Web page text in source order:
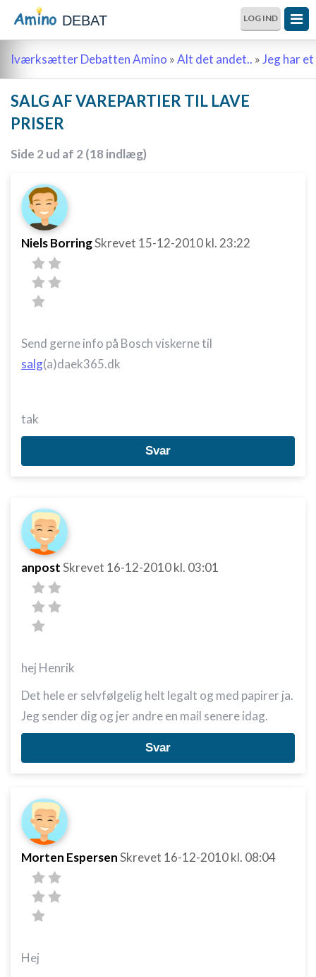
DEBAT LOG IND
Iværksætter Debatten Amino »Alt det andet.. »Jeg har
SALG AF VAREPARTIER TIL LAVE
PRISER
Side 2 ud af 2 (18 indlæg)
Niels BorringSkrevet 15-12-2010kl. 23:22
Send gerne info på Bosch viskerne til
salg(a)daek365.dk
tak
Svar
anpostSkrevet 16-12-2010kl. 03:01
hej Henrik
Det hele er selvfølgelig helt legalt og med papirer ja.
Jeg sender dig og jer andre en mail senere idag.
Svar
Morten EspersenSkrevet 16-12-2010kl. 08:04
Hej